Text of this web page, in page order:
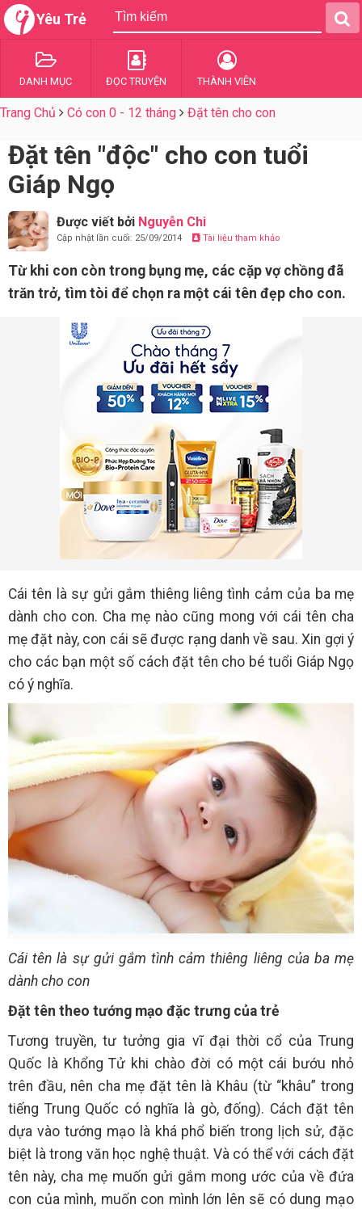
Yêu Trẻ
DANH MỤC ĐỌC TRUYỆN THÀNH VIÊN
Trang Chủ Có con 0 - 12 tháng Đặt tên cho con
Đặt tên "độc" cho con tuổi
Giáp Ngọ
Được viết bởi Nguyễn Chi
Cập nhật lần cuối: 25/09/2014 Tài liệu tham khảo
Từ khi con còn trong bụng mẹ, các cặp vợ chồng đã
trăn trở, tìm tòi để chọn ra một cái tên đẹp cho con.
Cái tên là sự gửi gắm thiêng liêng tình cảm của ba mẹ
dành cho con. Cha mẹ nào cũng mong với cái tên cha
mẹ đặt này, con cái sẽ được rạng danh về sau. Xin gợi ý
cho các bạn một số cách đặt tên cho bé tuổi Giáp Ngọ
có ý nghĩa.
Cái tên là sự gửi gắm tình cảm thiêng liêng của ba mẹ
dành cho con
Đặt tên theo tướng mạo đặc trưng của trẻ
Tương truyền, tư tưởng gia vĩ đại thời cổ của Trung
Quốc là Khổng Tử khi chào đời có một cái bướu nhỏ
trên đầu, nên cha mẹ đặt tên là Khâu (từ “khâu” trong
tiếng Trung Quốc có nghĩa là gò, đống). Cách đặt tên
dựa vào tướng mạo là khá phổ biến trong lịch sử, đặc
biệt là trong văn học nghệ thuật. Và có thể với cách đặt
tên này, cha mẹ muốn gửi gắm mong ước của về đứa
con của mình, muốn con mình lớn lên sẽ có dung mạo